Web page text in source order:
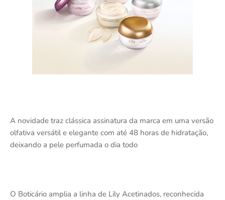
A novidade traz clássica assinatura da marca em uma versão
olfativa versátil e elegante com até 48 horas de hidratação,
deixando a pele perfumada o dia todo
O Boticário amplia a linha de Lily Acetinados, reconhecida